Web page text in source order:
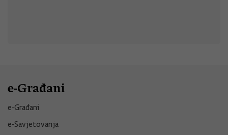
e-Građani
e-Građani
e-Savjetovanja